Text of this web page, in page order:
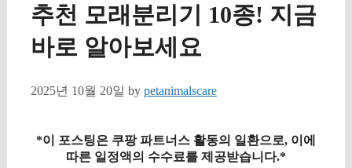
추천 모래분리기 10종! 지금
바로 알아보세요
2025년 10월 20일 by petanimalscare
*이 포스팅은 쿠팡 파트너스 활동의 일환으로, 이에
따른 일정액의 수수료를 제공받습니다.*